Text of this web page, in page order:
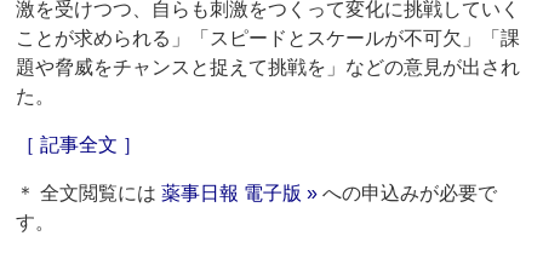
激を受けつつ、自らも刺激をつくって変化に挑戦していく
ことが求められる」「スピードとスケールが不可欠」「課
題や脅威をチャンスと捉えて挑戦を」などの意見が出され
た。
［ 記事全文 ］
＊ 全文閲覧には薬事日報 電子版 » への申込みが必要で
す。